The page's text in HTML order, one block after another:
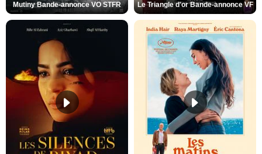
Mutiny Bande-annonce VO STFR Le Triangle d'or Bande-annonce VF